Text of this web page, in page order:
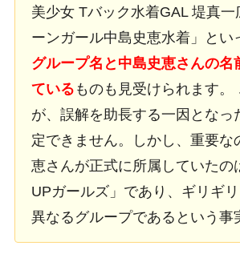
美少女 Tバック水着GAL 堤真
ーンガール中島史恵水着」とい
グループ名と中島史恵さんの名
ている ものも見受けられます。
が、誤解を助長する一因となっ
定できません。しかし、重要な
恵さんが正式に所属していたの
UPガールズ」であり、ギリギ
異なるグループであるという事